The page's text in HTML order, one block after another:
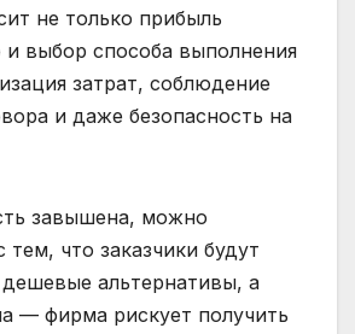
не только прибыль
выбор способа выполнения
затрат, соблюдение
и даже безопасность на
завышена, можно
тем, что заказчики будут
дешевые альтернативы, а
— фирма рискует получить